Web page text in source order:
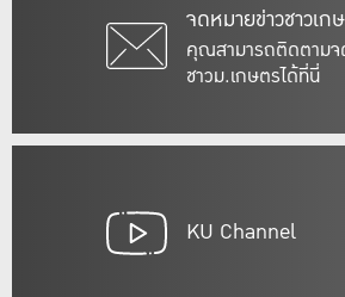
จดหมายข่าวชาวเก
คุณสามารถติดตามจ
ชาวม.เกษตรได้ที่นี่
KU Channel